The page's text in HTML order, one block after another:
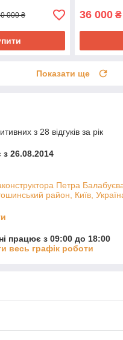
000 ₴ 36 000 ₴
Показати ще
з 28 відгуків за рік
26.08.2014
Петра
район, Київ,
працює з 09:00 до 18:00
весь графік роботи